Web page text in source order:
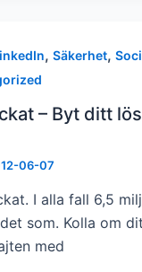
, Säkerhet,
– Byt ditt
06-07
I alla fall 6,5
som. Kolla om
med